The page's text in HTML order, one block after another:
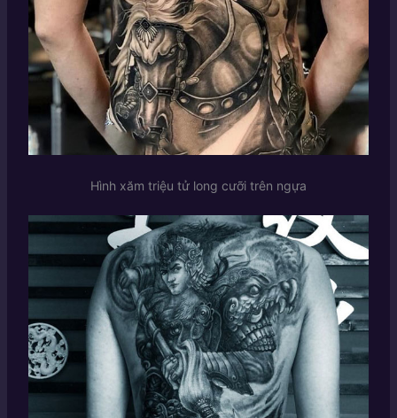
Hình xăm triệu tử long cưỡi trên ngựa